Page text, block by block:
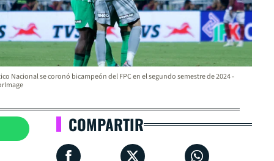
Nacional se coronó bicampeón del FPC en el segundo semestre de 2024 -
COMPARTIR